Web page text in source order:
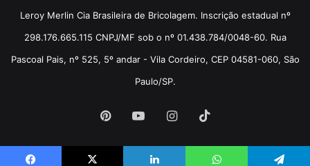
Leroy Merlin Cia Brasileira de Bricolagem. Inscrição estadual nº
298.176.665.115 CNPJ/MF sob o nº 01.438.784/0048-60. Rua
Pascoal Pais, nº 525, 5º andar - Vila Cordeiro, CEP 04581-060, São
Paulo/SP.
PinterestYouTubeInstagram